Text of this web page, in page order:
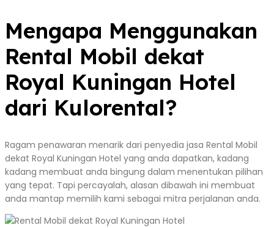
Mengapa Menggunakan
Rental Mobil dekat
Royal Kuningan Hotel
dari Kulorental?
Ragam penawaran menarik dari penyedia jasa Rental Mobil
dekat Royal Kuningan Hotel yang anda dapatkan, kadang
kadang membuat anda bingung dalam menentukan pilihan
yang tepat. Tapi percayalah, alasan dibawah ini membuat
anda mantap memilih kami sebagai mitra perjalanan anda.